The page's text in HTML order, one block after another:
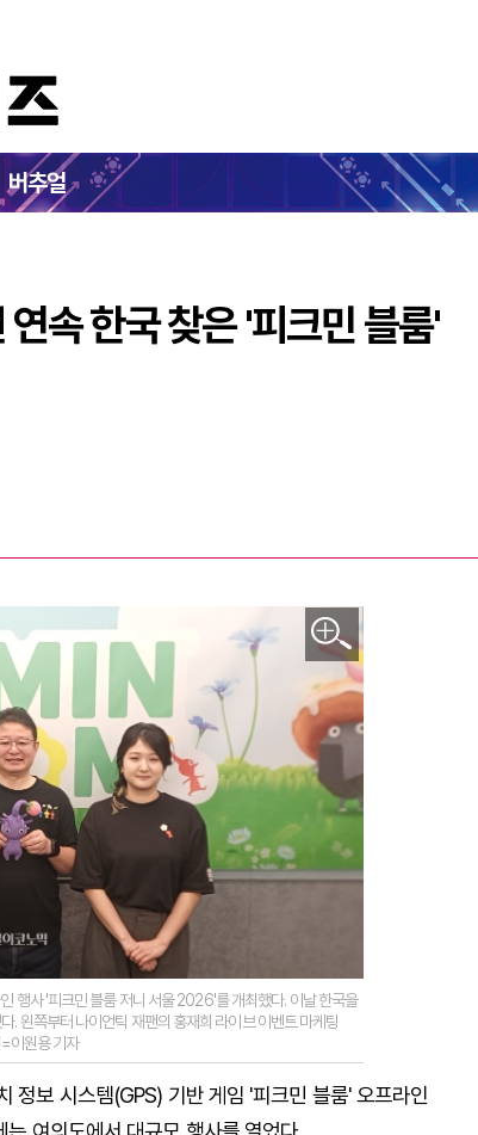
버추얼
년 연속 한국 찾은 '피크민 블룸'
속 한국 찾은 '피크민 블룸'
행사 '피크민 블룸 저니 서울 2026'를 개최했다. 이날 한국을
. 왼쪽부터 나이언틱 재팬의 홍재희 라이브 이벤트 마케팅
이원용 기자
정보 시스템(GPS) 기반 게임 '피크민 블룸' 오프라인